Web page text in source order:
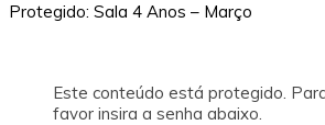
Protegido: Sala 4 Anos – Março
Este conteúdo está protegido.
favor insira a senha abaixo.